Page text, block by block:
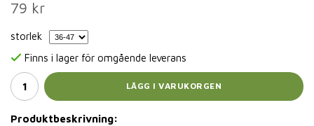
79 kr
storlek
Finns i lager för omgående leverans
LÄGG I VARUKORGEN
Produktbeskrivning: